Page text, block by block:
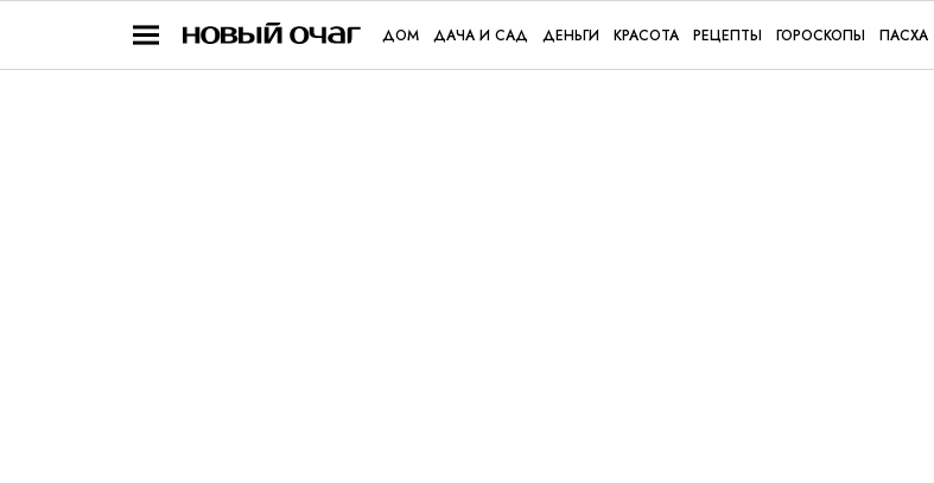
ДОМ ДАЧА И САД ДЕНЬГИ КРАСОТА РЕЦЕПТЫ ГОРОСКОПЫ ПАСХА